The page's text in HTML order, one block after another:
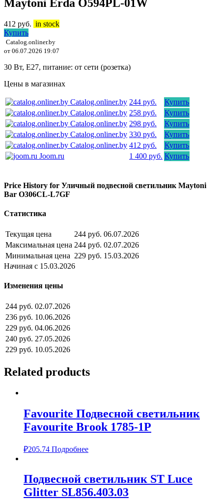
Maytoni Erda O594PL-01W
412 руб. in stock
Купить
Catalog.onliner.by
от 06.07.2026 19:07
30 Вт, E27, питание: от сети (розетка)
Цены в магазинах
Catalog.onliner.by 244 руб.
Купить
Catalog.onliner.by 258 руб.
Купить
Catalog.onliner.by 298 руб.
Купить
Catalog.onliner.by 330 руб.
Купить
Catalog.onliner.by 412 руб.
Купить
Joom.ru
1 400 руб. Купить
Price History for Уличный подвесной светильник Maytoni
Bar O306CL-L7GF
Статистика
Текущая цена 244 руб. 06.07.2026
Максимальная цена 244 руб. 02.07.2026
Минимальная цена 229 руб. 15.03.2026
Начиная с 15.03.2026
Изменения цены
244 руб. 02.07.2026
236 руб. 10.06.2026
229 руб. 04.06.2026
240 руб. 27.05.2026
229 руб. 10.05.2026
Related products
Favourite Подвесной светильник
Favourite Brook 1785-1P
₽205.74 Подробнее
Подвесной светильник ST Luce
Glitter SL856.403.03